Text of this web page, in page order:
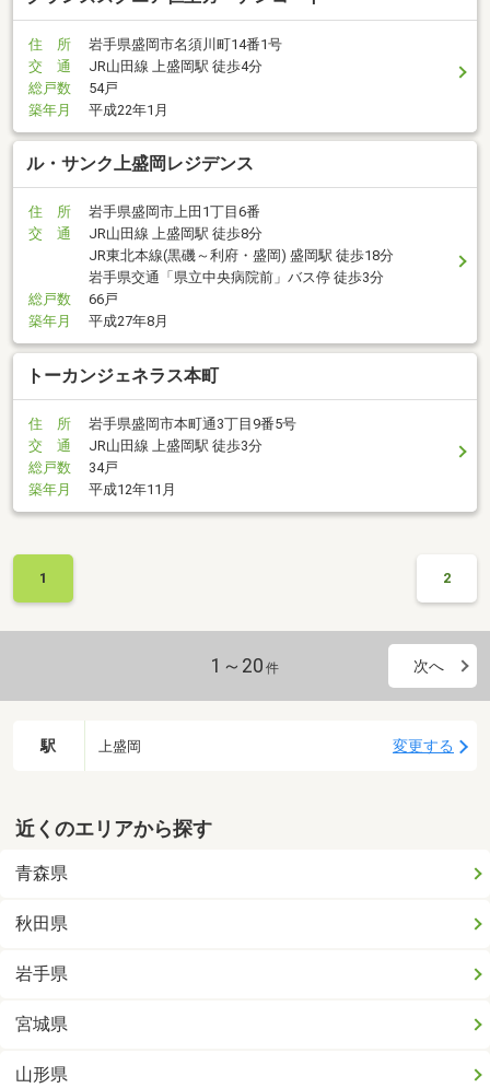
住 所
岩手県盛岡市名須川町14番1号
交 通
JR山田線 上盛岡駅 徒歩4分
総戸数
54戸
築年月
平成22年1月
ル・サンク上盛岡レジデンス
住 所
岩手県盛岡市上田1丁目6番
交 通
JR山田線 上盛岡駅 徒歩8分
JR東北本線(黒磯～利府・盛岡) 盛岡駅 徒歩18分
岩手県交通「県立中央病院前」バス停 徒歩3分
総戸数
66戸
築年月
平成27年8月
トーカンジェネラス本町
住 所
岩手県盛岡市本町通3丁目9番5号
交 通
JR山田線 上盛岡駅 徒歩3分
総戸数
34戸
築年月
平成12年11月
1 2
1～20 件 次へ
駅 上盛岡 変更する
近くのエリアから探す
青森県
秋田県
岩手県
宮城県
山形県